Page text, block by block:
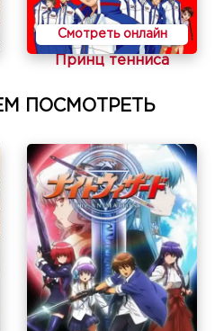
Смотреть онлайн
Принц тенниса
ПОСМОТРЕТЬ